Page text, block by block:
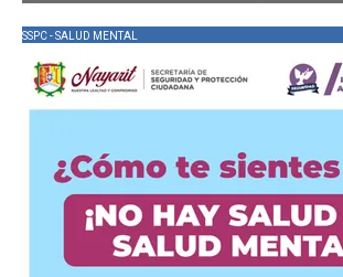
SSPC - SALUD MENTAL